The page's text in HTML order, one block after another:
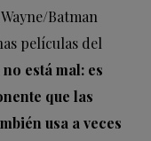
Batman
películas del
está mal: es
que las
usa a veces